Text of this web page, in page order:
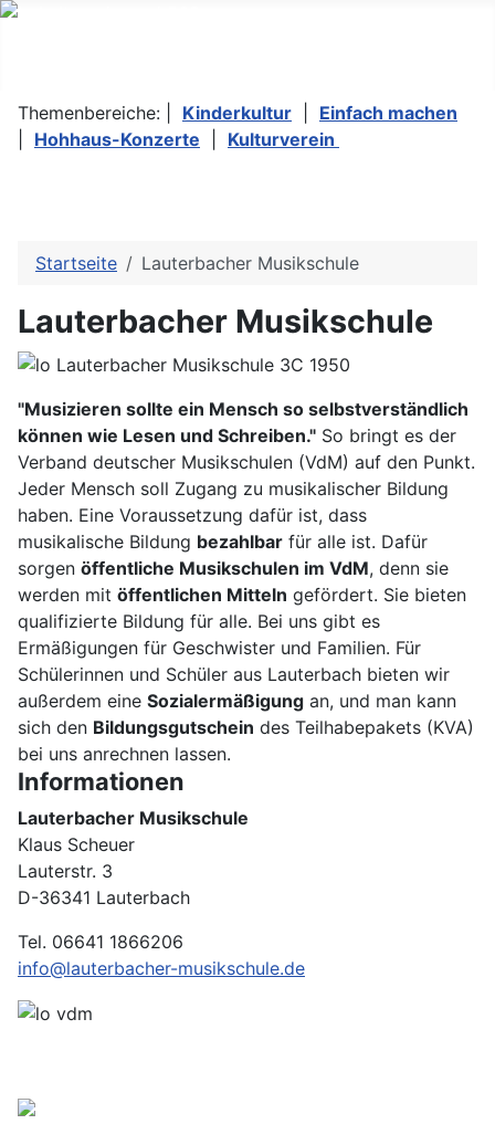
Themenbereiche: | Kinderkultur
Einfach machen
Hohhaus-Konzerte Kulturverein
Startseite Lauterbacher Musikschule
Lauterbacher Musikschule
"Musizieren sollte ein Mensch so selbstverständlich
können wie Lesen und Schreiben." So bringt es der
Verband deutscher Musikschulen (VdM) auf den Punkt.
Jeder Mensch soll Zugang zu musikalischer Bildung
haben. Eine Voraussetzung dafür ist, dass
musikalische Bildung bezahlbar für alle ist. Dafür
sorgen öffentliche Musikschulen im VdM, denn sie
werden mit öffentlichen Mitteln gefördert. Sie bieten
qualifizierte Bildung für alle. Bei uns gibt es
Ermäßigungen für Geschwister und Familien. Für
Schülerinnen und Schüler aus Lauterbach bieten wir
außerdem eine Sozialermäßigung an, und man kann
sich den Bildungsgutschein des Teilhabepakets (KVA)
bei uns anrechnen lassen.
Informationen
Lauterbacher Musikschule
Klaus Scheuer
Lauterstr. 3
D-36341 Lauterbach
Tel. 06641 1866206
info@lauterbacher-musikschule.de